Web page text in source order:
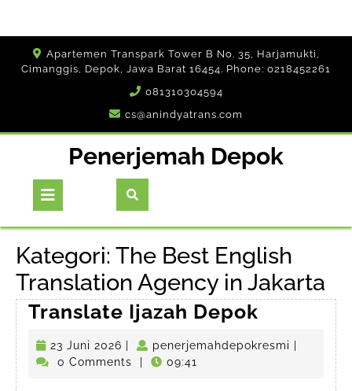
Apartemen Transpark Tower B No. 35, Harjamukti,
Cimanggis, Depok, Jawa Barat 16454. Phone: 0218452261
081310304594
cs@anindyatrans.com
Penerjemah Depok
Button
Kategori: The Best English
Translation Agency in Jakarta
Translate Ijazah Depok Translate
Ijazah
Depok
23 Juni 2026 23
Juni
penerjemahdepokresmi
0 Comments
09:41